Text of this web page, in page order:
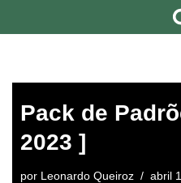
conteúdo
Pack de
2023 ]
por Leonardo Queiroz abril